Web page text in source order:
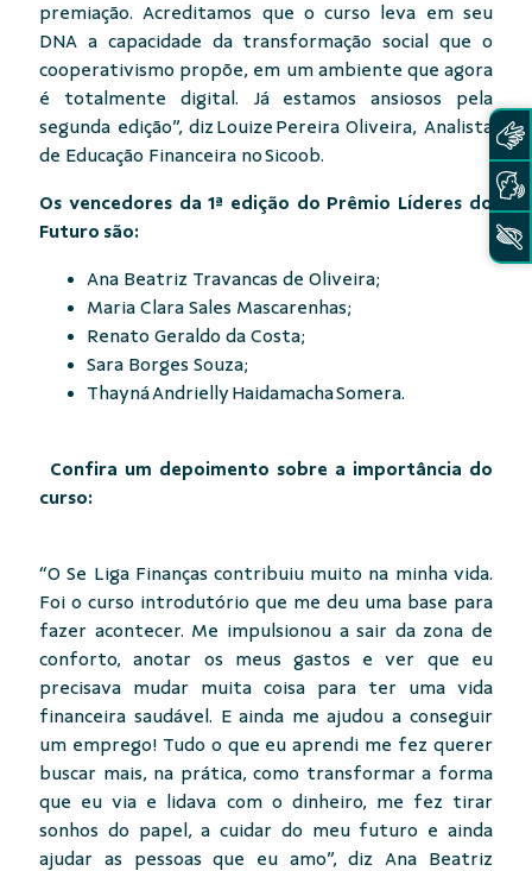
premiação. Acreditamos que o curso leva em seu
DNA a capacidade da transformação social que o
cooperativismo propõe, em um ambiente que agora
é totalmente digital. Já estamos ansiosos pela
segunda edição”, diz Louize Pereira Oliveira, Analista
de Educação Financeira no Sicoob.
Os vencedores da 1ª edição do Prêmio Líderes do
Futuro são:
Ana Beatriz Travancas de Oliveira;
Maria Clara Sales Mascarenhas;
Renato Geraldo da Costa;
Sara Borges Souza;
Thayná Andrielly Haidamacha Somera.
Confira um depoimento sobre a importância do
curso:
“O Se Liga Finanças contribuiu muito na minha vida.
Foi o curso introdutório que me deu uma base para
fazer acontecer. Me impulsionou a sair da zona de
conforto, anotar os meus gastos e ver que eu
precisava mudar muita coisa para ter uma vida
financeira saudável. E ainda me ajudou a conseguir
um emprego! Tudo o que eu aprendi me fez querer
buscar mais, na prática, como transformar a forma
que eu via e lidava com o dinheiro, me fez tirar
sonhos do papel, a cuidar do meu futuro e ainda
ajudar as pessoas que eu amo”, diz Ana Beatriz